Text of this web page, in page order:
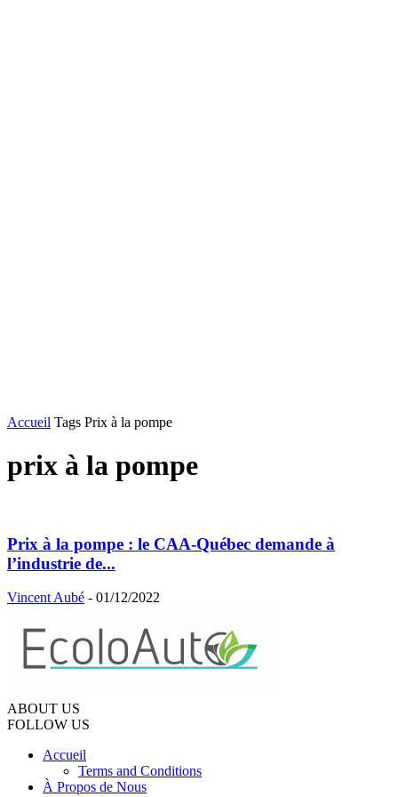
Accueil Tags Prix à la pompe
prix à la pompe
Prix à la pompe : le CAA-Québec demande à
l’industrie de...
Vincent Aubé - 01/12/2022
ABOUT US
FOLLOW US
Accueil
Terms and Conditions
À Propos de Nous